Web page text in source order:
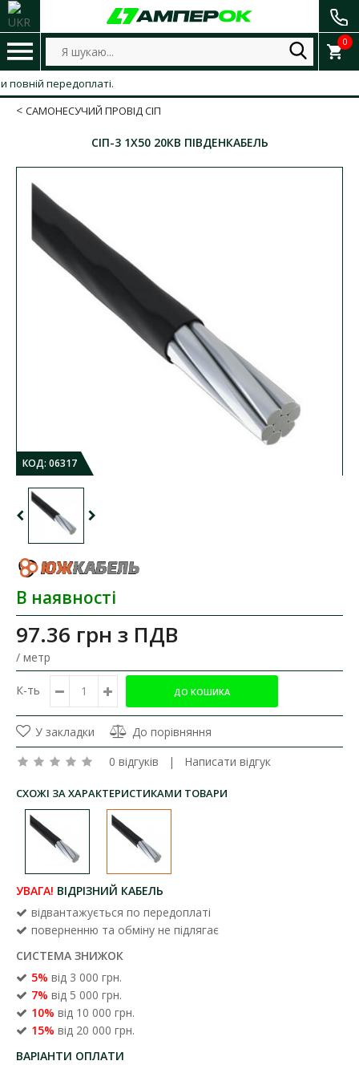
0
передоплаті.
САМОНЕСУЧИЙ ПРОВІД СІП
СІП-3 1Х50 20КВ ПІВДЕНКАБЕЛЬ
КОД: 06317
В наявності
97.36 грн з ПДВ
/ метр
К-ть
У закладки
До порівняння
0 відгуків | Написати відгук
СХОЖІ ЗА ХАРАКТЕРИСТИКАМИ ТОВАРИ
УВАГА! ВІДРІЗНИЙ КАБЕЛЬ
відвантажується по передоплаті
поверненню та обміну не підлягає
СИСТЕМА ЗНИЖОК
5% від 3 000 грн.
7% від 5 000 грн.
10% від 10 000 грн.
15% від 20 000 грн.
ВАРІАНТИ ОПЛАТИ